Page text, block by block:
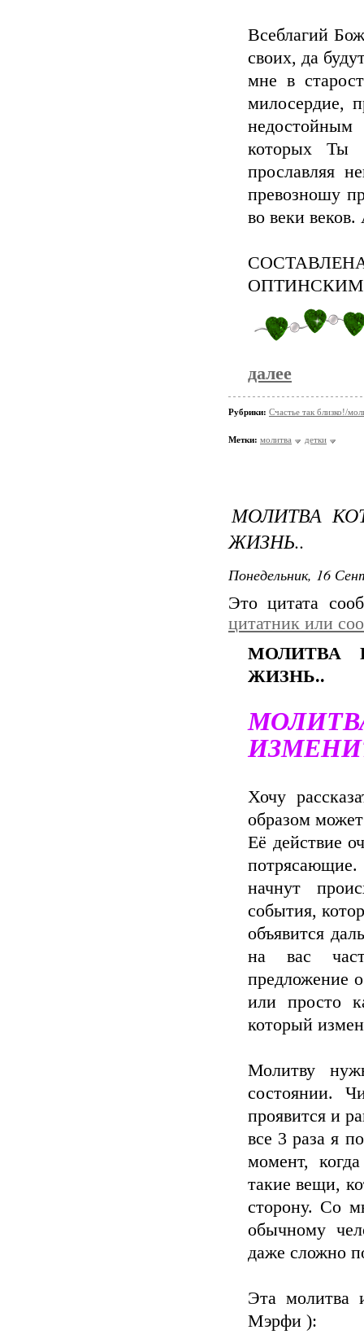
Всеблагий
своих, да
мне в
милосердие,
которых Ты
прославляя
превозношу
во веки
ОПТИНСКИМ
далее
Рубрики: Счастье так близко!/
Метки: молитва детки
МОЛИТВА
ЖИЗНЬ..
Понедельник, 16
Это цитата
цитатник или
МОЛИТВА
ЖИЗНЬ..
Хочу
образом
Её действие
потрясающие.
начнут
события,
объявится
на вас
предложение
или просто
который
Молитву
состоянии.
проявится и
все 3 раза я
момент,
такие вещи,
сторону. Со
обычному
даже сложно
Эта молитва
Мэрфи ):